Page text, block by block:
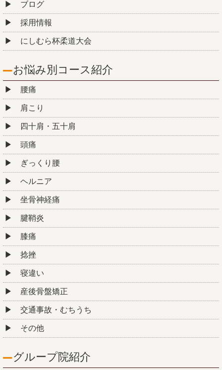
ブログ
採用情報
にしむら杯柔道大会
お悩み別コース紹介
腰痛
肩こり
四十肩・五十肩
頭痛
ぎっくり腰
ヘルニア
坐骨神経痛
腱鞘炎
膝痛
捻挫
寝違い
産後骨盤矯正
交通事故・むちうち
その他
グループ院紹介